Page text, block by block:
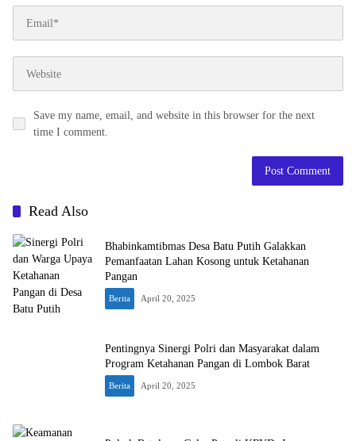
Save my name, email, and website in this browser for the next
time I comment.
Read Also
Bhabinkamtibmas Desa Batu Putih Galakkan
Pemanfaatan Lahan Kosong untuk Ketahanan
Pangan
Berita April 20, 2025
Pentingnya Sinergi Polri dan Masyarakat dalam
Program Ketahanan Pangan di Lombok Barat
Berita April 20, 2025